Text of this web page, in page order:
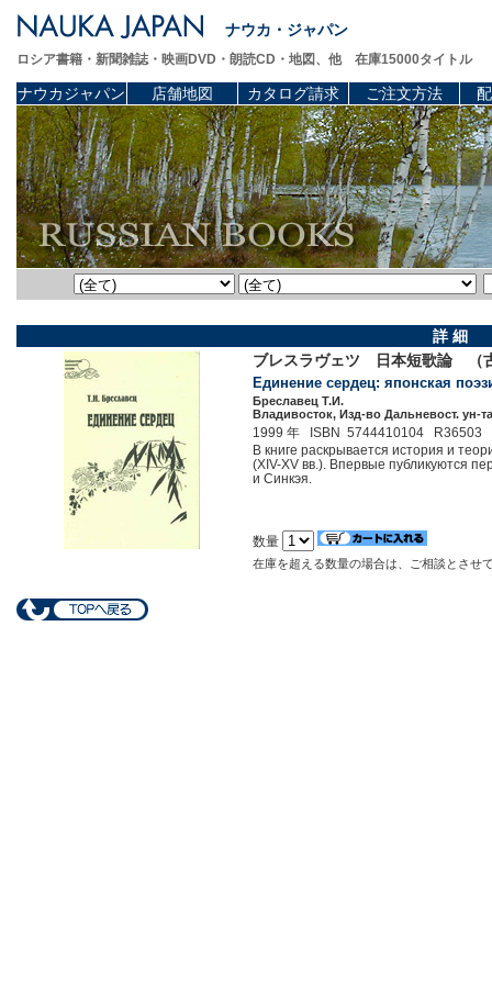
ナウカ・ジャパン
ロシア書籍・新聞雑誌・映画DVD・朗読CD・地図、他 在庫15000タイトル
ナウカジャパン 店舗地図 カタログ請求 ご注文方法
詳 細
ブレスラヴェツ 日本短歌論 （
Единение сердец: японская
Бреславец Т.И.
Владивосток, Изд-во Дальневост. ун-
1999 年 ISBN 5744410104 R36503
В книге раскрывается история и
(XIV-XV вв.). Впервые публикуются
и Синкэя.
数量
在庫を超える数量の場合は、ご相談とさせ